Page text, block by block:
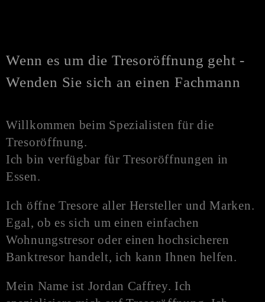
Wenn es um die Tresoröffnung geht -
Wenden Sie sich an einen Fachmann
Willkommen beim Spezialisten für die
Tresoröffnung.
Ich bin verfügbar für Tresoröffnungen in
Essen.
Ich öffne Tresore aller Hersteller und Marken.
Egal, ob es sich um einen einfachen
Wohnungstresor oder einen hochsicheren
Banktresor handelt, ich kann Ihnen helfen.
Mein Name ist Jordan Caffrey. Ich